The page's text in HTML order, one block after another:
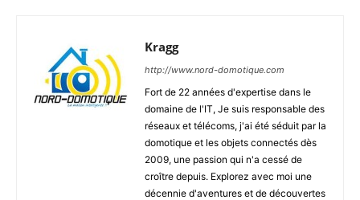
Kragg
http://www.nord-domotique.com
Fort de 22 années d'expertise dans le
domaine de l'IT, Je suis responsable des
réseaux et télécoms, j'ai été séduit par la
domotique et les objets connectés dès
2009, une passion qui n'a cessé de
croître depuis. Explorez avec moi une
décennie d'aventures et de découvertes